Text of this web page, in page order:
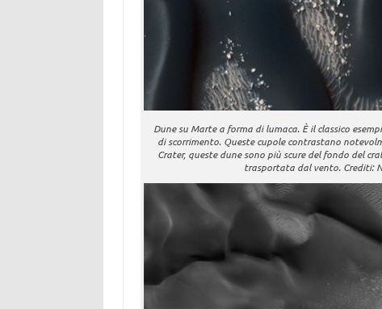
Dune su Marte a forma di lumaca. È il classico
di scorrimento. Queste cupole contrastano
Crater, queste dune sono più scure del fondo del
trasportata dal vento. Crediti: